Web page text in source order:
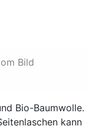
Bild
Bio-Baumwolle.
kann